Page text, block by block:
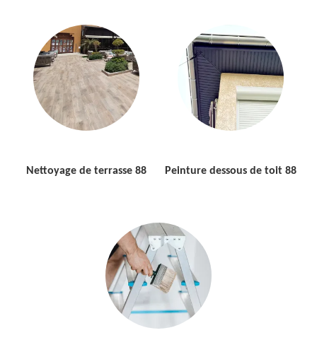
Nettoyage de terrasse 88 Peinture dessous de toit 88